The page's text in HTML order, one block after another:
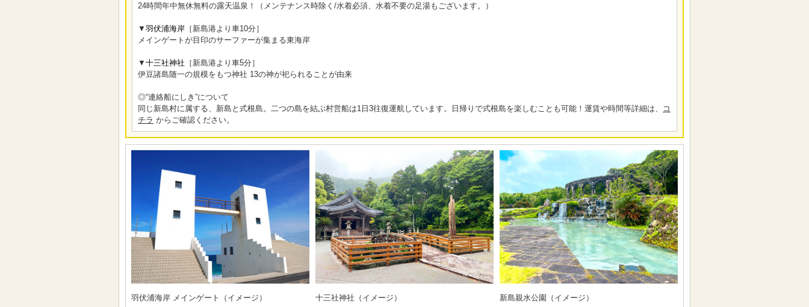
24時間年中無休無料の露天温泉！（メンテナンス時除く/水着必須、水着不要の足湯もございます。）
▼ 羽伏浦海岸 ［新島港より車10分］
メインゲートが目印のサーファーが集まる東海岸
▼ 十三社神社 ［新島港より車5分］
伊豆諸島随一の規模をもつ神社 13の神が祀られることが由来
◎“連絡船にしき”について
同じ新島村に属する、新島と式根島。二つの島を結ぶ村営船は1日3往復運航しています。日帰りで式根島を楽しむことも可能！運賃や時間等詳細は、
コ
チラ からご確認ください。
羽伏浦海岸 メインゲート（イメージ） 十三社神社（イメージ） 新島親水公園（イメージ）